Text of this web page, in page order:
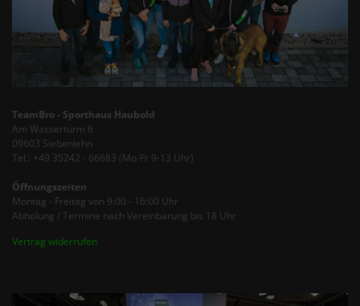
TeamBro - Sporthaus Haubold
Am Wasserturm 6
09603 Siebenlehn
Tel.: +49 35242 - 66683 (Mo-Fr 9-13 Uhr)
Öffnungszeiten
Montag - Freitag von 9:00 - 16:00 Uhr
Abholung / Termine nach Vereinbarung bis 18 Uhr
Vertrag widerrufen